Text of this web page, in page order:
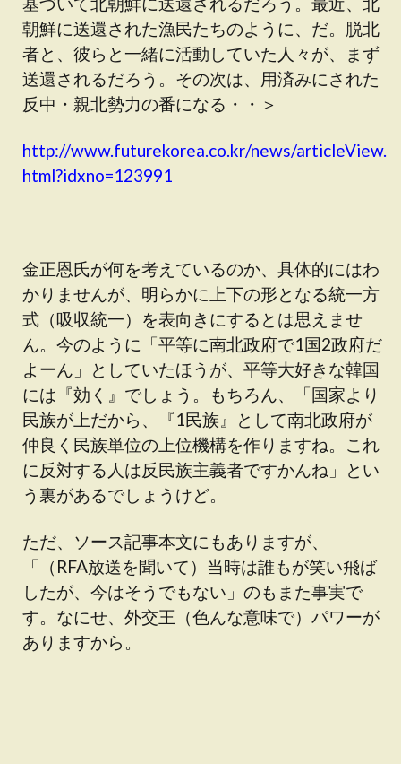
朝鮮に送還された漁民たちのように、だ。脱北
者と、彼らと一緒に活動していた人々が、まず
送還されるだろう。その次は、用済みにされた
反中・親北勢力の番になる・・＞
http://www.futurekorea.co.kr/news/articleView.
html?idxno=123991
金正恩氏が何を考えているのか、具体的にはわ
かりませんが、明らかに上下の形となる統一方
式（吸収統一）を表向きにするとは思えませ
ん。今のように「平等に南北政府で1国2政府だ
よーん」としていたほうが、平等大好きな韓国
には『効く』でしょう。もちろん、「国家より
民族が上だから、『1民族』として南北政府が
仲良く民族単位の上位機構を作りますね。これ
に反対する人は反民族主義者ですかんね」とい
う裏があるでしょうけど。
ただ、ソース記事本文にもありますが、
「（RFA放送を聞いて）当時は誰もが笑い飛ば
したが、今はそうでもない」のもまた事実で
す。なにせ、外交王（色んな意味で）パワーが
ありますから。